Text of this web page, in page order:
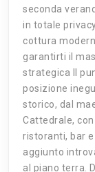
seconda
in totale
cottura
garantirti il
strategica Il
posizione
storico, dal
Cattedrale,
ristoranti, bar
aggiunto
al piano terra.